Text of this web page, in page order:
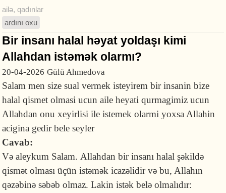
ailə,qadınlar
ardını oxu
Bir insanı halal həyat yoldaşı kimi
Allahdan istəmək olarmı?
20-04-2026 Gülü Ahmedova
Salam men size sual vermek isteyirem bir insanin bize
halal qismet olmasi ucun aile heyati qurmagimiz ucun
Allahdan onu xeyirlisi ile istemek olarmi yoxsa Allahin
acigina gedir bele seyler
Cavab:
Və aleykum Salam. Allahdan bir insanı halal şəkildə
qismət olması üçün istəmək icazəlidir və bu, Allahın
qəzəbinə səbəb olmaz. Lakin istək belə olmalıdır: